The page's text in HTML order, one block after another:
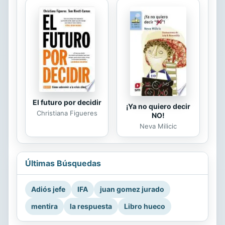
El futuro por decidir
Christiana Figueres
¡Ya no quiero decir
NO!
Neva Milicic
Últimas Búsquedas
Adiós jefe IFA
juan gomez jurado
mentira
la respuesta Libro hueco